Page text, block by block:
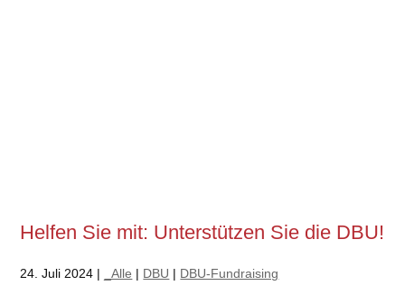
Helfen Sie mit: Unterstützen Sie die DBU!
24. Juli 2024 | _Alle | DBU | DBU-Fundraising